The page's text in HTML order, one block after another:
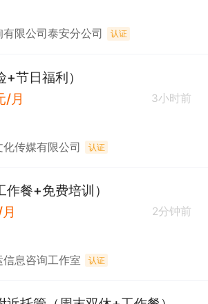
限公司泰安分公司 认证
节日福利）
/月
3小时前
传媒有限公司 认证
餐+免费培训）
2分钟前
息咨询工作室 认证